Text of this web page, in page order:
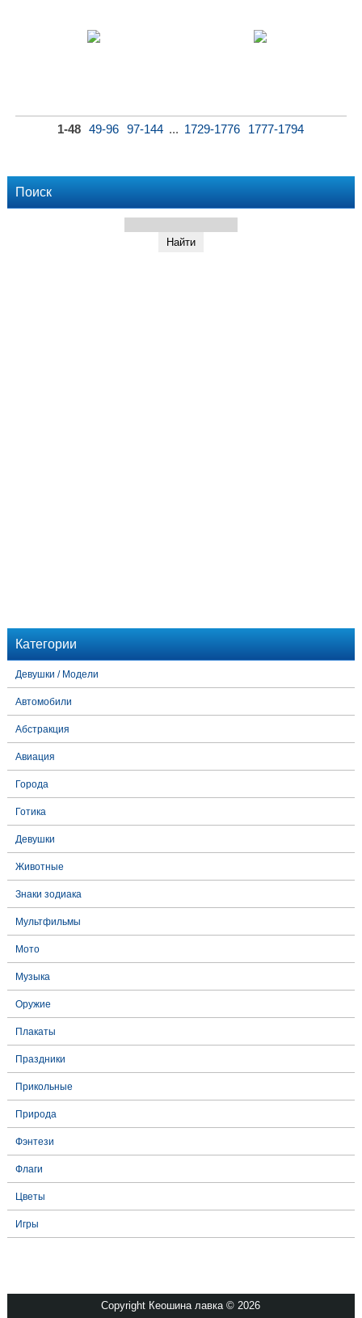
красном
1-48 49-96 97-144 ... 1729-1776 1777-1794
Поиск
Категории
Девушки / Модели
Автомобили
Абстракция
Авиация
Города
Готика
Девушки
Животные
Знаки зодиака
Мультфильмы
Мото
Музыка
Оружие
Плакаты
Праздники
Прикольные
Природа
Фэнтези
Флаги
Цветы
Игры
Copyright Кеошина лавка © 2026